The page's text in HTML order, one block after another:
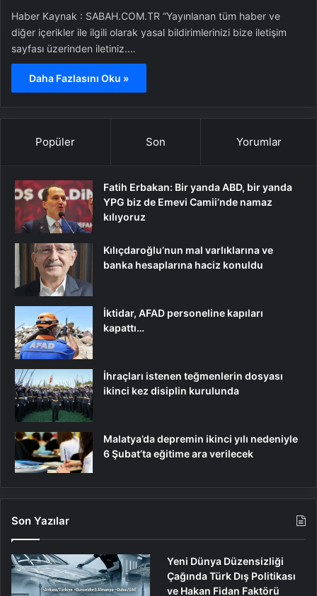
Haber Kaynak : SABAH.COM.TR “Yayınlanan tüm haber ve
diğer içerikler ile ilgili olarak yasal bildirimlerinizi bize iletişim
sayfası üzerinden iletiniz.…
Daha Fazlasını Oku »
Popüler Son Yorumlar
Fatih Erbakan: Bir yanda ABD, bir yanda
YPG biz de Emevi Camii’nde namaz
kılıyoruz
Kılıçdaroğlu’nun mal varlıklarına ve
banka hesaplarına haciz konuldu
İktidar, AFAD personeline kapıları
kapattı…
İhraçları istenen teğmenlerin dosyası
ikinci kez disiplin kurulunda
Malatya’da depremin ikinci yılı nedeniyle
6 Şubat’ta eğitime ara verilecek
Son Yazılar
Yeni Dünya Düzensizliği
Çağında Türk Dış Politikası
ve Hakan Fidan Faktörü